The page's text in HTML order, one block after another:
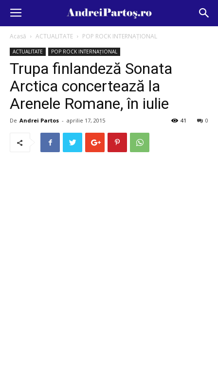
Acasă ACTUALITATE POP ROCK INTERNAȚIONAL
ACTUALITATE POP ROCK INTERNAȚIONAL
Trupa finlandeză Sonata
Arctica concertează la
Arenele Romane, în iulie
De Andrei Partos - aprilie 17, 2015 0
41